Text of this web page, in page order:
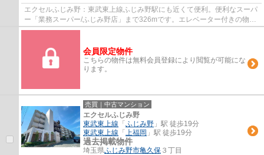
エクセルふじみ野：東武東上線ふじみ野駅にも近くて便利。便利なスーパ
ー「業務スーパー/ふじみ野店」まで326mです。エレベーター付きの物件
はもはやマストな条件となっています。外観...
会員限定物件
こちらの物件は無料会員登録により閲覧が可能にな
ります。
売買｜中古マンション
エクセルふじみ野
東武東上線 「 ふじみ野 」駅 徒歩19分
東武東上線 「 上福岡 」駅 徒歩19分
過去掲載物件
埼玉県ふじみ野市亀久保 ３丁目